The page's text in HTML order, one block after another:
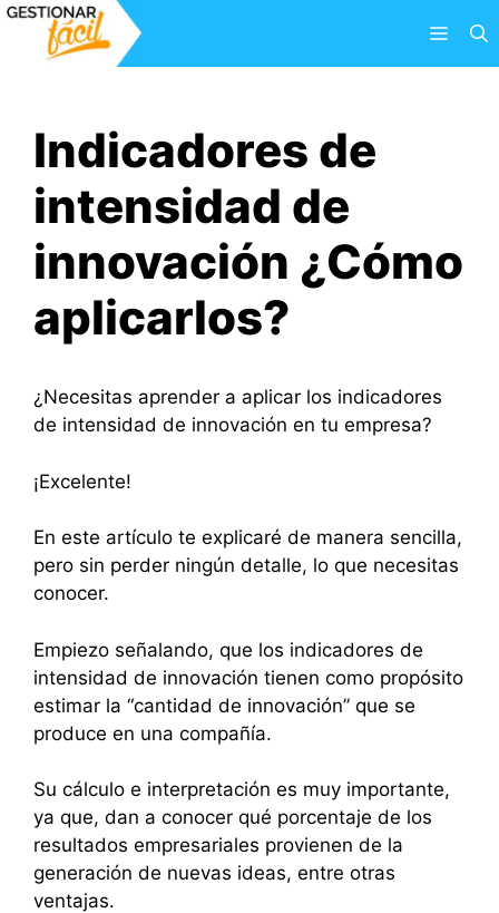
Saltar
Menú
Indicadores de
intensidad de
innovación ¿Cómo
aplicarlos?
¿Necesitas aprender a aplicar los indicadores
de intensidad de innovación en tu empresa?
¡Excelente!
En este artículo te explicaré de manera sencilla,
pero sin perder ningún detalle, lo que necesitas
conocer.
Empiezo señalando, que los indicadores de
intensidad de innovación tienen como propósito
estimar la “cantidad de innovación” que se
produce en una compañía.
Su cálculo e interpretación es muy importante,
ya que, dan a conocer qué porcentaje de los
resultados empresariales provienen de la
generación de nuevas ideas, entre otras
ventajas.